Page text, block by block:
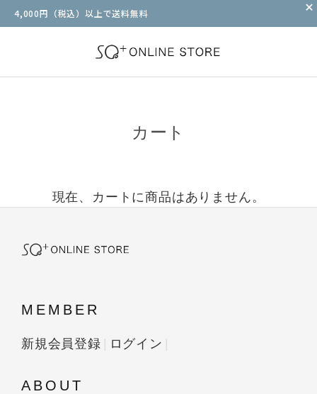
4,000円（税込）以上で送料無料
カート
現在、カートに商品はありません。
MEMBER
新規会員登録 ログイン
ABOUT